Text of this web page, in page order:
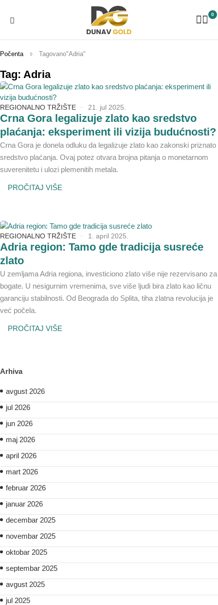
0
Tag: Adria
Počenta Tagovano"Adria"
REGIONALNO TRŽIŠTE 21. jul 2025.
Crna Gora legalizuje zlato kao sredstvo
plaćanja: eksperiment ili vizija budućnosti?
Crna Gora je donela odluku da legalizuje zlato kao zakonski priznato
sredstvo plaćanja. Ovaj potez otvara brojna pitanja o monetarnom
suverenitetu i ulozi plemenitih metala.
PROČITAJ VIŠE
REGIONALNO TRŽIŠTE 1. april 2025.
Adria region: Tamo gde tradicija susreće
zlato
U zemljama Adria regiona, investiciono zlato više nije rezervisano za
bogate. U nesigurnim vremenima, sve više ljudi bira zlato kao ličnu
garanciju stabilnosti. Od Beograda do Splita, tiha zlatna revolucija je
već počela.
PROČITAJ VIŠE
Arhiva
avgust 2026
jul 2026
jun 2026
maj 2026
april 2026
mart 2026
februar 2026
januar 2026
decembar 2025
novembar 2025
oktobar 2025
septembar 2025
avgust 2025
jul 2025